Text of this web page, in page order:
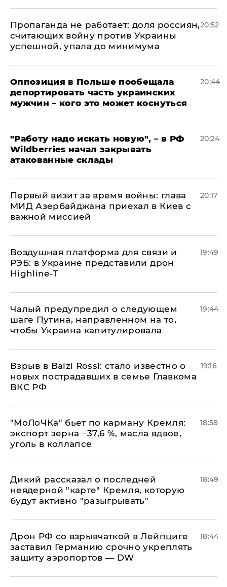
​Пропаганда не работает: доля россиян,
считающих войну против Украины
успешной, упала до минимума
20:52
Оппозиция в Польше пообещала
депортировать часть украинских
мужчин – кого это может коснуться
20:44
"Работу надо искать новую", – в РФ
Wildberries начал закрывать
атакованные склады
20:24
Первый визит за время войны: глава
МИД Азербайджана приехал в Киев с
важной миссией
20:17
Воздушная платформа для связи и
РЭБ: в Украине представили дрон
Highline-T
19:49
Чалый предупредил о следующем
шаге Путина, направленном на то,
чтобы Украина капитулировала
19:44
Взрыв в Balzi Rossi: стало известно о
новых пострадавших в семье Главкома
ВКС РФ
19:16
​"МоЛоЧКа" бьет по карману Кремля:
экспорт зерна −37,6 %, масла вдвое,
уголь в коллапсе
18:58
Дикий рассказал о последней
неядерной "карте" Кремля, которую
будут активно "разыгрывать"
18:49
​Дрон РФ со взрывчаткой в Лейпциге
заставил Германию срочно укреплять
защиту аэропортов — DW
18:44